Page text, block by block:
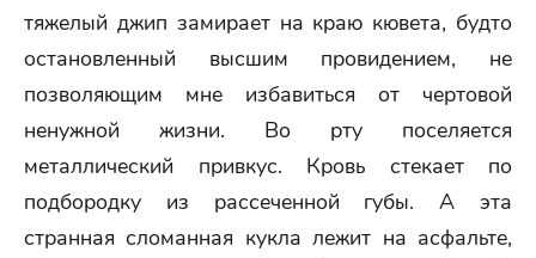
тяжелый джип замирает на краю кювета, будто
остановленный высшим провидением, не
позволяющим мне избавиться от чертовой
ненужной жизни. Во рту поселяется
металлический привкус. Кровь стекает по
подбородку из рассеченной губы. А эта
странная сломанная кукла лежит на асфальте,